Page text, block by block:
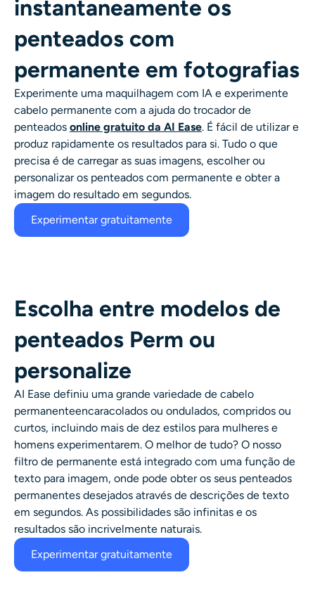
Gerador de tiro na cabeça AI
Criador de fotos para passaporte
Efeitos de vídeo
Aprimorador de vídeo
Removedor de Marca-d'água de Vídeo
instantaneamente os
penteados com
permanente em fotografias
Experimente uma maquilhagem com IA e experimente
cabelo permanente com a ajuda do trocador de
penteados online gratuito da AI Ease. É fácil de utilizar e
produz rapidamente os resultados para si. Tudo o que
precisa é de carregar as suas imagens, escolher ou
personalizar os penteados com permanente e obter a
imagem do resultado em segundos.
Experimentar gratuitamente
Escolha entre modelos de
penteados Perm ou
personalize
AI Ease definiu uma grande variedade de cabelo
permanenteencaracolados ou ondulados, compridos ou
curtos, incluindo mais de dez estilos para mulheres e
homens experimentarem. O melhor de tudo? O nosso
filtro de permanente está integrado com uma função de
texto para imagem, onde pode obter os seus penteados
permanentes desejados através de descrições de texto
em segundos. As possibilidades são infinitas e os
resultados são incrivelmente naturais.
Experimentar gratuitamente